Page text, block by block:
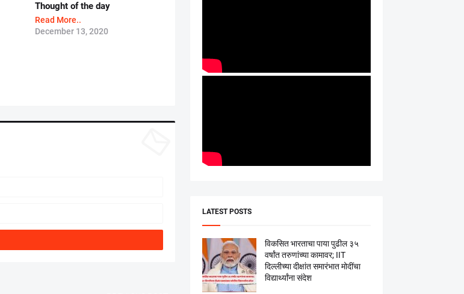
Thought of the day
Read More..
December 13, 2020
LATEST POSTS
विकसित भारताचा पाया पुढील ३५
वर्षांत तरुणांच्या कामावर; IIT
दिल्लीच्या दीक्षांत समारंभात मोदींचा
विद्यार्थ्यांना संदेश